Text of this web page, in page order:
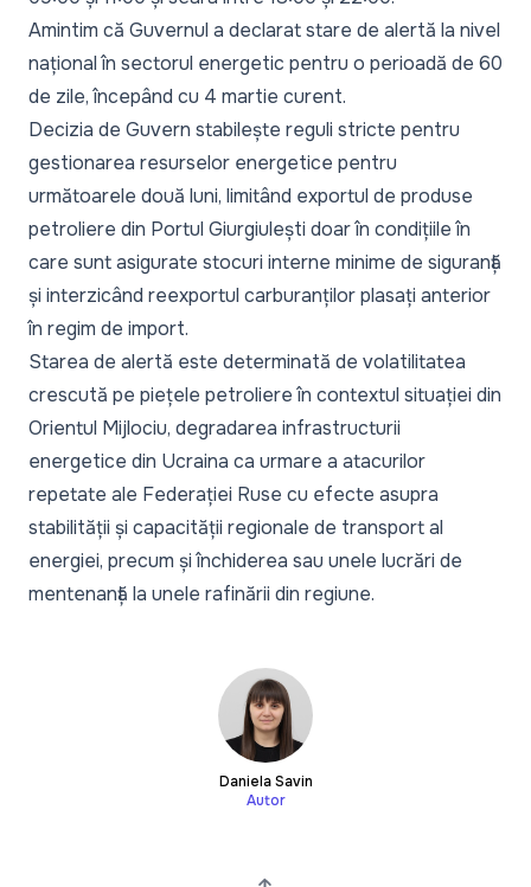
Amintim că Guvernul a declarat stare de alertă la nivel
național în sectorul energetic pentru o perioadă de 60
de zile, începând cu 4 martie curent.
Decizia de Guvern stabilește reguli stricte pentru
gestionarea resurselor energetice pentru
următoarele două luni, limitând exportul de produse
petroliere din Portul Giurgiulești doar în condițiile în
care sunt asigurate stocuri interne minime de siguranță
și interzicând reexportul carburanților plasați anterior
în regim de import.
Starea de alertă este determinată de volatilitatea
crescută pe piețele petroliere în contextul situației din
Orientul Mijlociu, degradarea infrastructurii
energetice din Ucraina ca urmare a atacurilor
repetate ale Federației Ruse cu efecte asupra
stabilității și capacității regionale de transport al
energiei, precum și închiderea sau unele lucrări de
mentenanță la unele rafinării din regiune.
Daniela Savin
Autor